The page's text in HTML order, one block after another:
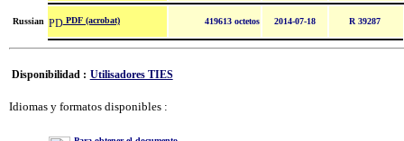
Russian PDF (acrobat) 419613 octetos 2014-07-18 R 39287
Disponibilidad : Utilisadores TIES
Idiomas y formatos disponibles :